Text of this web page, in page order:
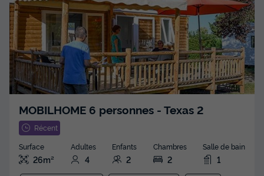
MOBILHOME 6 personnes - Texas 2
Récent
Surface
26m²
Adultes
4
Enfants
2
Chambres
2
Salle de bain
1